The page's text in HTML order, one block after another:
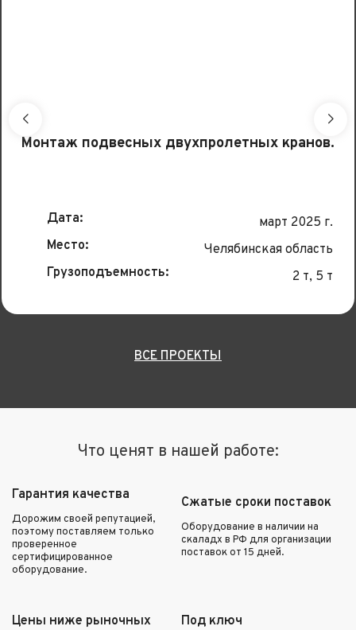
Монтаж подвесных двухпролетных кранов.
Дата:
март 2025 г.
Место:
Челябинская область
Грузоподъемность:
2 т, 5 т
ВСЕ ПРОЕКТЫ
Что ценят в нашей работе:
Гарантия качества
Дорожим своей репутацией,
поэтому поставляем только
проверенное
сертифицированное
оборудование.
Сжатые сроки поставок
Оборудование в наличии на
скаладх в РФ для организации
поставок от 15 дней.
Цены ниже рыночных Под ключ